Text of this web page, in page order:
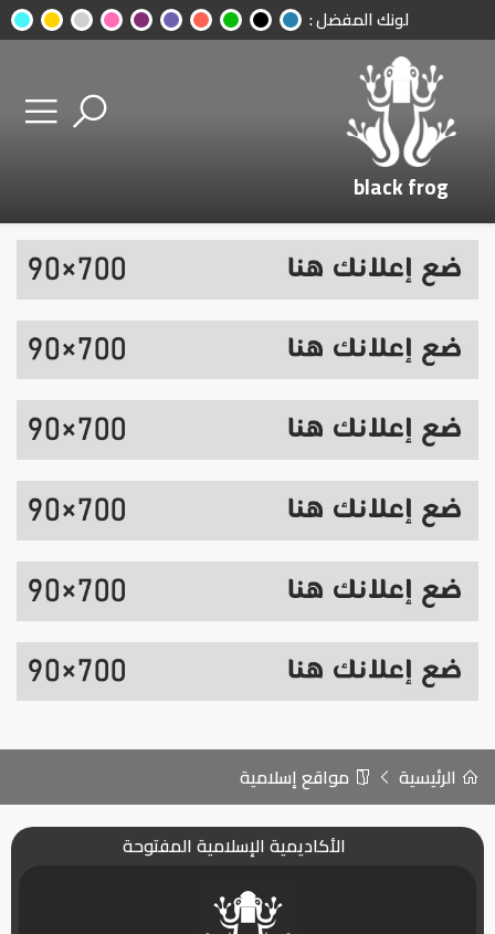
لونك المفضل :
black frog
الرئيسية مواقع إسلامية
الأكاديمية الإسلامية المفتوحة